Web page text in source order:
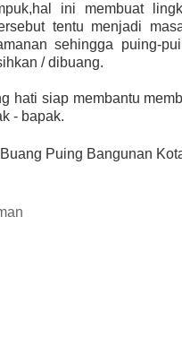
ini membuat
tentu menjadi
sehingga puing-
/ dibuang.
hati siap membantu
- bapak.
Puing Bangunan